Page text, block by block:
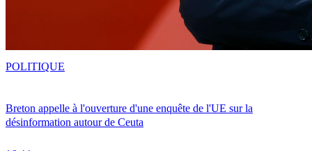
Breton appelle à l'ouverture d'une enquête de l'UE sur la
désinformation autour de Ceuta
POLITIQUE